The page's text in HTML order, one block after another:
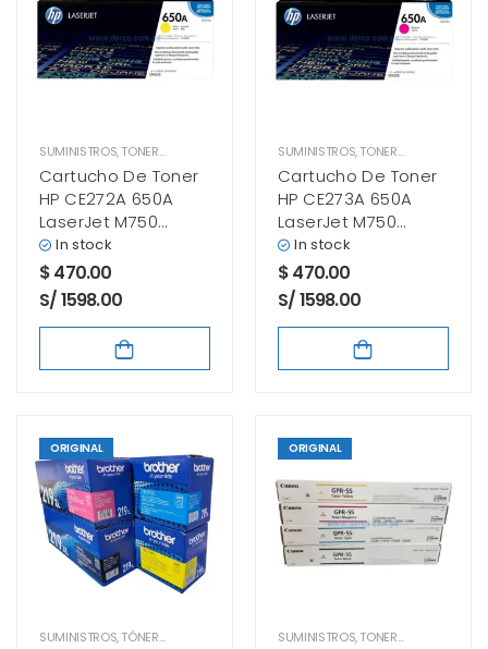
SUMINISTROS,TONER HP
Cartucho De Toner
HP CE272A 650A
LaserJet M750
Amarillo
In stock
$470.00
S/ 1598.00
SUMINISTROS,TONER HP
Cartucho De Toner
HP CE273A 650A
LaserJet M750
Magenta
In stock
$470.00
S/ 1598.00
ORIGINAL
SUMINISTROS,TÓNER BROTHER
ORIGINAL
SUMINISTROS,TONER CANON